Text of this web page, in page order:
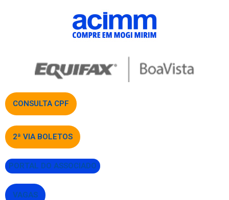
CONSULTA CPF
2ª VIA BOLETOS
PORTAL DO ASSOCIADO
VAGAS